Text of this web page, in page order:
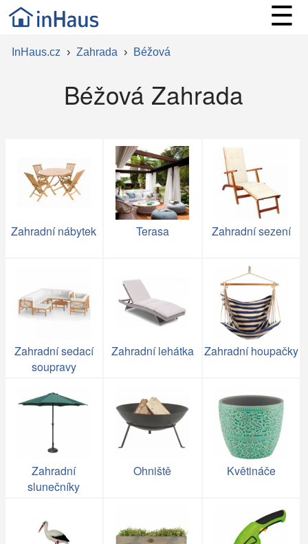
☰
InHaus.cz › Zahrada › Béžová
Béžová Zahrada
Zahradní nábytek Terasa Zahradní sezení
Zahradní sedací
soupravy
Zahradní lehátka Zahradní houpačky
Zahradní
slunečníky
Ohniště Květináče